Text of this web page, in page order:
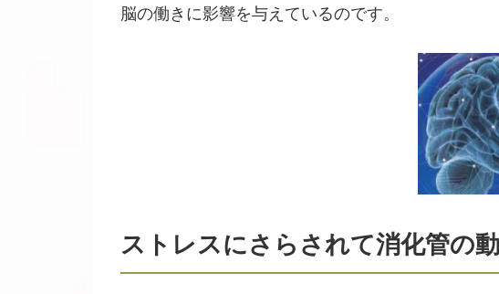
脳の働きに影響を与えているのです。
ストレスにさらされて消化管の